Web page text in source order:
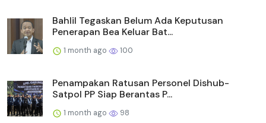
Bahlil Tegaskan Belum Ada Keputusan
Penerapan Bea Keluar Bat...
1 month ago 100
Penampakan Ratusan Personel Dishub-
Satpol PP Siap Berantas P...
1 month ago 98